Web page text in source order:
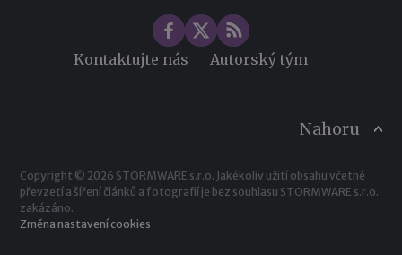
Kontaktujte nás Autorský tým
Nahoru
Copyright © 2026 STORMWARE s.r.o. Jakékoliv užití obsahu včetně
převzetí a šíření článků a fotografií je bez souhlasu STORMWARE s.r.o.
zakázáno.
Změna nastavení cookies